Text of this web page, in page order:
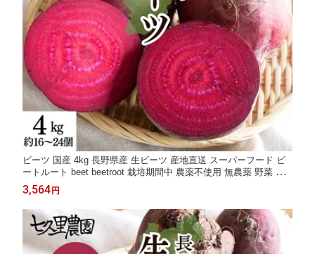
ビーツ 国産 4kg 長野県産 生ビーツ 産地直送 スーパーフード ビ
ートルート beet beetroot 栽培期間中 農薬不使用 無農薬 野菜 葉
酸 ポリフェノール カリウム ビーツ野菜 栄養 西洋野菜 赤い野菜
デトロイト・ダークレッドビーツ 食物繊維 ボルシチ 長野県野菜
3,564円